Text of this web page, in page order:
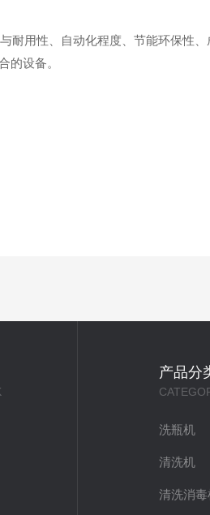
耐用性、自动化程度、节能环保性
的设备。
产品分
洗瓶机
清洗机
清洗消毒